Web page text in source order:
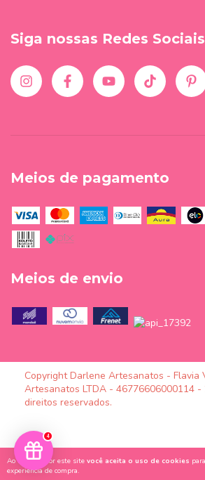
Ao navegar por este site você aceita o uso de cookies
experiência de compra.
Siga nossas Redes
Meios de pagamento
Meios de envio
Copyright Darlene Artesanatos - Flavia
Artesanatos LTDA - 46776606000114 -
direitos reservados.
4